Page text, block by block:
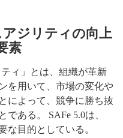
ジリティの向上
素
ィ」とは、組織が革新
を用いて、市場の変化や
によって、競争に勝ち抜
ある。 SAFe 5.0は、
な目的としている。